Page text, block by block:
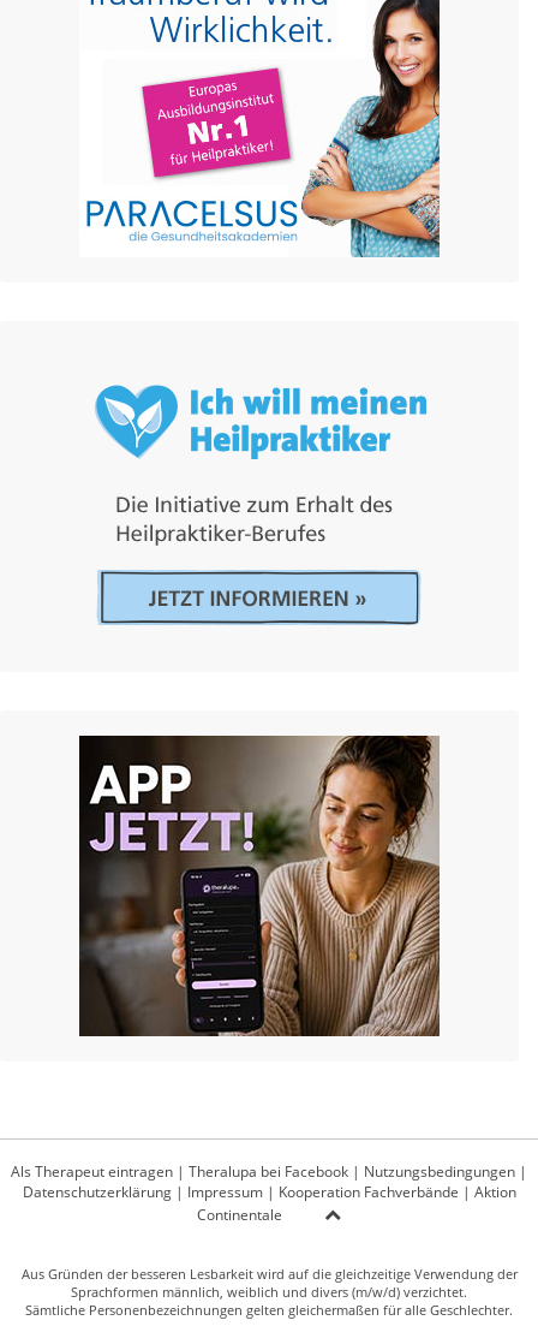
Als Therapeut eintragen | Theralupa bei Facebook | Nutzungsbedingungen |
Datenschutzerklärung| Impressum| Kooperation Fachverbände | Aktion
Continentale
Aus Gründen der besseren Lesbarkeit wird auf die gleichzeitige Verwendung der
Sprachformen männlich, weiblich und divers (m/w/d) verzichtet.
Sämtliche Personenbezeichnungen gelten gleichermaßen für alle Geschlechter.